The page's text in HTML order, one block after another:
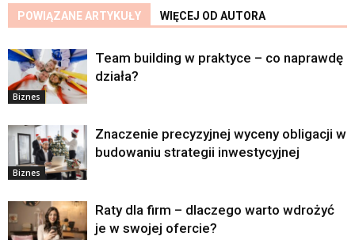
POWIĄZANE ARTYKUŁY WIĘCEJ OD AUTORA
Biznes
Team building w praktyce – co naprawdę
działa?
Biznes
Znaczenie precyzyjnej wyceny obligacji w
budowaniu strategii inwestycyjnej
Raty dla firm – dlaczego warto wdrożyć
je w swojej ofercie?